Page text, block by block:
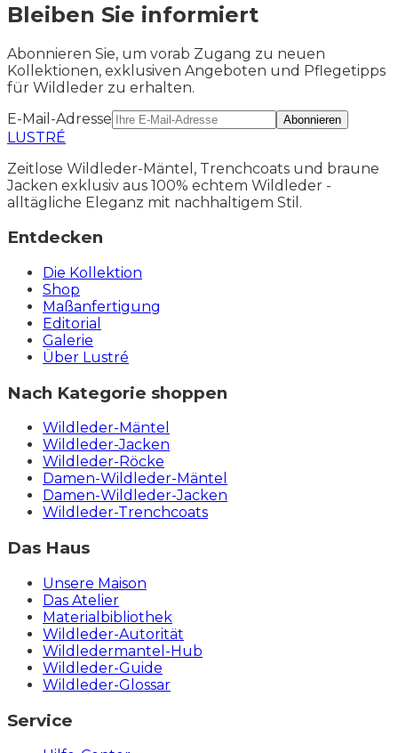
Bleiben Sie informiert
Abonnieren Sie, um vorab Zugang zu neuen
Kollektionen, exklusiven Angeboten und Pflegetipps
für Wildleder zu erhalten.
E-Mail-Adresse
Abonnieren
LUSTRÉ
Zeitlose Wildleder-Mäntel, Trenchcoats und braune
Jacken exklusiv aus 100% echtem Wildleder -
alltägliche Eleganz mit nachhaltigem Stil.
Entdecken
Die Kollektion
Shop
Maßanfertigung
Editorial
Galerie
Über Lustré
Nach Kategorie shoppen
Wildleder-Mäntel
Wildleder-Jacken
Wildleder-Röcke
Damen-Wildleder-Mäntel
Damen-Wildleder-Jacken
Wildleder-Trenchcoats
Das Haus
Unsere Maison
Das Atelier
Materialbibliothek
Wildleder-Autorität
Wildledermantel-Hub
Wildleder-Guide
Wildleder-Glossar
Service